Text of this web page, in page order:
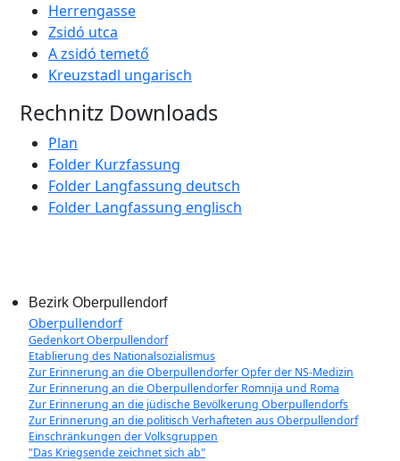
Herrengasse
Zsidó utca
A zsidó temető
Kreuzstadl ungarisch
Rechnitz Downloads
Plan
Folder Kurzfassung
Folder Langfassung deutsch
Folder Langfassung englisch
Bezirk Oberpullendorf
Oberpullendorf
Gedenkort Oberpullendorf
Etablierung des Nationalsozialismus
Zur Erinnerung an die Oberpullendorfer Opfer der NS-Medizin
Zur Erinnerung an die Oberpullendorfer Romnija und Roma
Zur Erinnerung an die jüdische Bevölkerung Oberpullendorfs
Zur Erinnerung an die politisch Verhafteten aus Oberpullendorf
Einschränkungen der Volksgruppen
"Das Kriegsende zeichnet sich ab"